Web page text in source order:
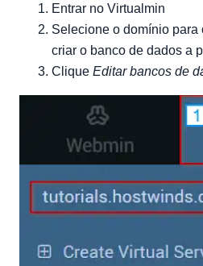
Entrar no Virtualmin
Selecione o domínio para
criar o banco de dados a
Clique Editar bancos de